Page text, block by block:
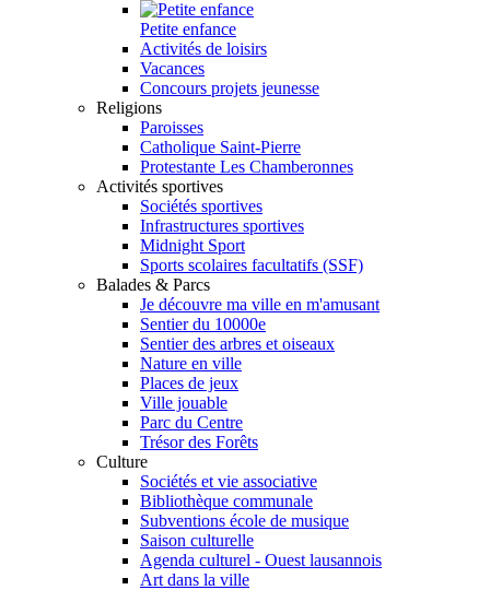
Petite enfance
Activités de loisirs
Vacances
Concours projets jeunesse
Religions
Paroisses
Catholique Saint-Pierre
Protestante Les Chamberonnes
Activités sportives
Sociétés sportives
Infrastructures sportives
Midnight Sport
Sports scolaires facultatifs (SSF)
Balades & Parcs
Je découvre ma ville en m'amusant
Sentier du 10000e
Sentier des arbres et oiseaux
Nature en ville
Places de jeux
Ville jouable
Parc du Centre
Trésor des Forêts
Culture
Sociétés et vie associative
Bibliothèque communale
Subventions école de musique
Saison culturelle
Agenda culturel - Ouest lausannois
Art dans la ville